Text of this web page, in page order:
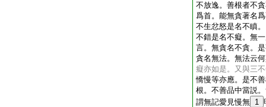
不放逸。善根者不
爲首。能無貪著名
不生忿怒是名不瞋
不錯是名不癡。無
言。無貪名不貪。
貪名無法。無法云
癡亦如是。又與三
憍慢等亦應。是不
根。不善品中當説
謂無記愛見慢無 1